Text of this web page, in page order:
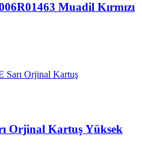
Muadil Kırmızı
Orjinal Kartuş Yüksek